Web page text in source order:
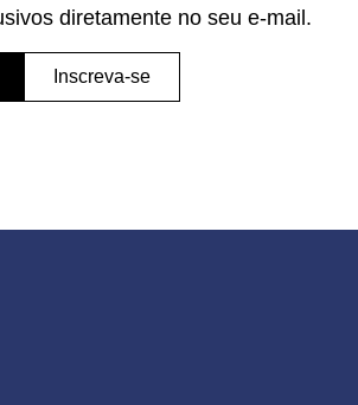
diretamente no seu e-mail.
Inscreva-se